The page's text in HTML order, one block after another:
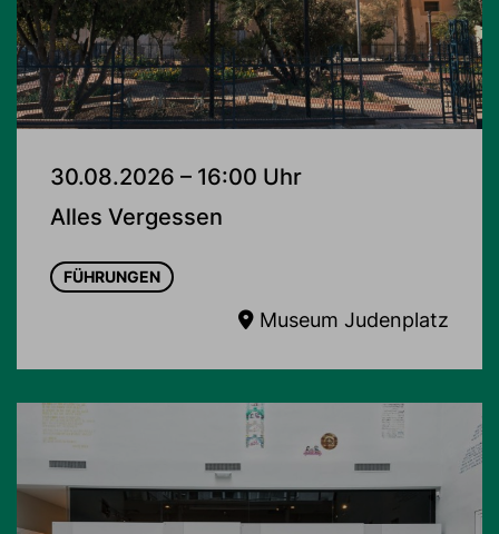
30.08.2026 – 16:00 Uhr
Alles Vergessen
FÜHRUNGEN
Museum Judenplatz